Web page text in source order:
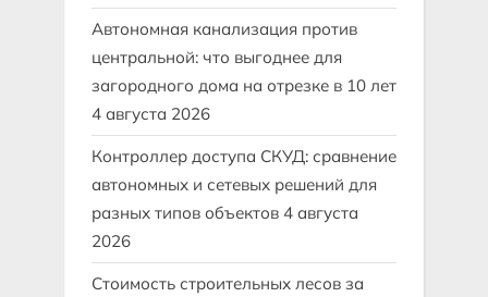
Автономная канализация против
центральной: что выгоднее для
загородного дома на отрезке в 10 лет
4 августа 2026
Контроллер доступа СКУД: сравнение
автономных и сетевых решений для
разных типов объектов 4 августа
2026
Стоимость строительных лесов за